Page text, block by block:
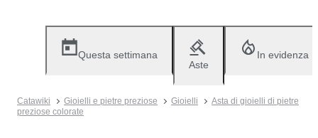
Questa settimana
Aste
In evidenza
Catawiki Gioielli e pietre preziose Gioielli
Asta di gioielli di pietre
preziose colorate